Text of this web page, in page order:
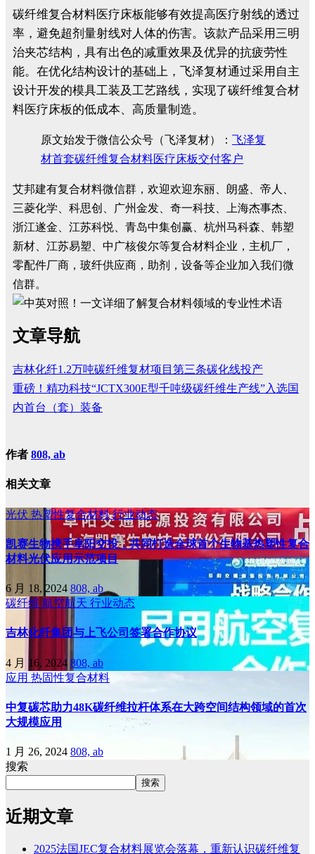
碳纤维复合材料医疗床板能够有效提高医疗射线的透过
率，避免超剂量射线对人体的伤害。该款产品采用三明
治夹芯结构，具有出色的减重效果及优异的抗疲劳性
能。 在优化结构设计的基础上， 飞泽复材通过采用自主
设计开发的模具工装及工艺路线，实现了碳纤维复合材
料医疗床板的低成本、高质量制造。
原文始发于微信公众号（飞泽复材）： 飞泽复
材首套碳纤维复合材料医疗床板交付客户
艾邦建有复合材料微信群，欢迎欢迎东丽、朗盛、帝人、
三菱化学、科思创、广州金发、奇一科技、上海杰事杰、
浙江遂金、江苏科悦、青岛中集创赢、杭州马科森、韩塑
新材、江苏易塑、中广核俊尔等复合材料企业，主机厂，
零配件厂商，玻纤供应商，助剂，设备等企业加入我们微
信群。
文章导航
吉林化纤1.2万吨碳纤维复材项目第三条碳化线投产
重磅！精功科技“JCTX300E型千吨级碳纤维生产线”入选国
内首台（套）装备
作者 808, ab
相关文章
光伏 热塑性复合材料行业动态
凯赛生物携手阜阳交投，共同打造全球首个生物基热塑性复合
材料光伏应用示范项目
6 月 18, 2024 808, ab
碳纤维 航空航天 行业动态
吉林化纤集团与上飞公司签署合作协议
4 月 16, 2024 808, ab
应用 热固性复合材料
中复碳芯助力48K碳纤维拉杆体系在大跨空间结构领域的首次
大规模应用
1 月 26, 2024 808, ab
搜索
搜索
近期文章
2025法国JEC复合材料展览会落幕，重新认识碳纤维复